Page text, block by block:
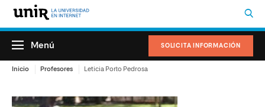
SOLICITA INFORMACIÓN
Menú
Inicio Profesores Leticia Porto Pedrosa